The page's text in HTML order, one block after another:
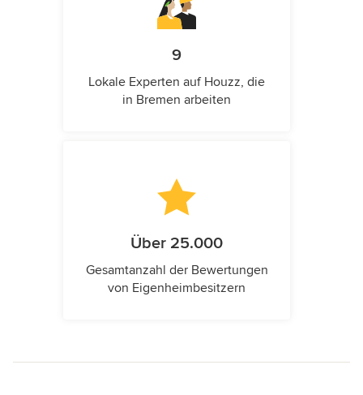
9
Lokale Experten auf Houzz, die
in Bremen arbeiten
Über 25.000
Gesamtanzahl der Bewertungen
von Eigenheimbesitzern